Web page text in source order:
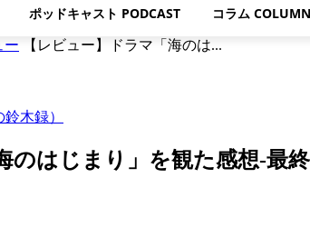
ポッドキャスト PODCAST コラム COLUMN
ー 【レビュー】ドラマ「海のは...
木録）
のはじまり」を観た感想-最